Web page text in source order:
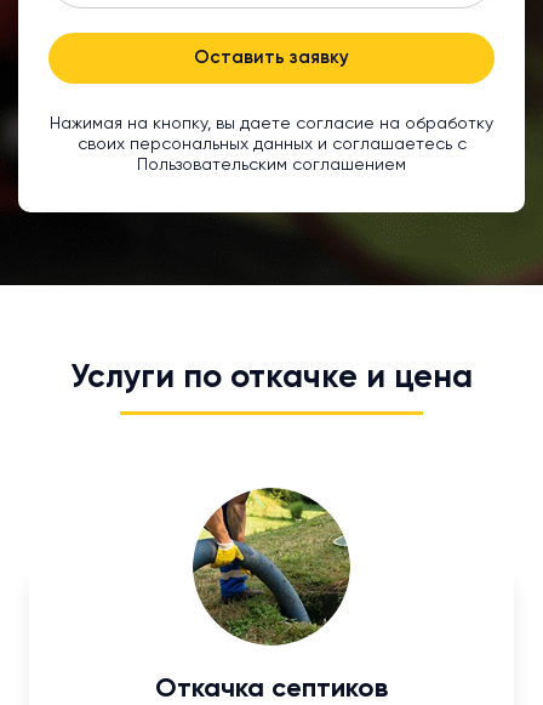
Оставить заявку
Нажимая на кнопку, вы даете согласие на обработку
своих персональных данных и соглашаетесь с
Пользовательским соглашением
Услуги по откачке и цена
Откачка септиков